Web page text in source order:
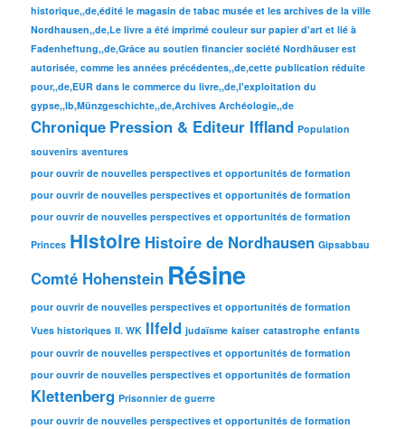
historique,,de,édité le magasin de tabac musée et les archives de la ville
Nordhausen,,de,Le livre a été imprimé couleur sur papier d'art et lié à
Fadenheftung,,de,Grâce au soutien financier société Nordhäuser est
autorisée, comme les années précédentes,,de,cette publication réduite
pour,,de,EUR dans le commerce du livre,,de,l'exploitation du
gypse,,lb,Münzgeschichte,,de,Archives Archéologie,,de
Chronique Pression & Editeur Iffland Population
souvenirs aventures
pour ouvrir de nouvelles perspectives et opportunités de formation
pour ouvrir de nouvelles perspectives et opportunités de formation
pour ouvrir de nouvelles perspectives et opportunités de formation
Princes Histoire Histoire de Nordhausen Gipsabbau
Comté Hohenstein Résine
pour ouvrir de nouvelles perspectives et opportunités de formation
Vues historiques II. WK Ilfeld judaïsme kaiser catastrophe enfants
pour ouvrir de nouvelles perspectives et opportunités de formation
pour ouvrir de nouvelles perspectives et opportunités de formation
Klettenberg Prisonnier de guerre
pour ouvrir de nouvelles perspectives et opportunités de formation